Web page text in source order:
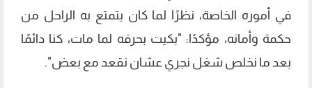
في أموره الخاصة، نظرًا لما كان يتمتع به الراحل من
حكمة وأمانه، مؤكدًا: "بكيت بحرقه لما مات، كنا دائمًا
بعد ما نخلص شغل نجري عشان نقعد مع بعض".